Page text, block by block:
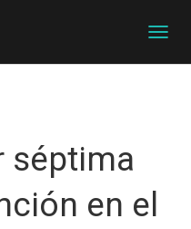
A
séptima
en el